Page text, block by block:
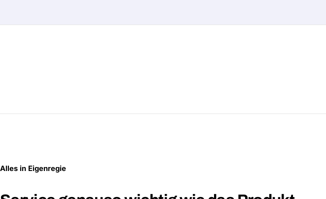
Alles in Eigenregie